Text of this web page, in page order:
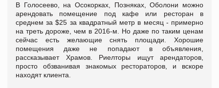
В Голосеево, на Осокорках, Позняках, Оболони можно
арендовать помещение под кафе или ресторан в
среднем за $25 за квадратный метр в месяц - примерно
на треть дороже, чем в 2016-м. Но даже по таким ценам
сейчас есть желающие снять площади. Хорошие
помещения даже не попадают в объявления,
рассказывает Храмов. Риелторы ищут арендаторов,
просто обзванивая знакомых рестораторов, и вскоре
находят клиента.